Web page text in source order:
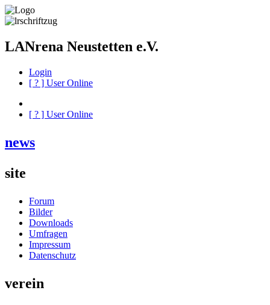
LANrena Neustetten e.V.
Login
[ ? ] User Online
[ ? ] User Online
news
site
Forum
Bilder
Downloads
Umfragen
Impressum
Datenschutz
verein